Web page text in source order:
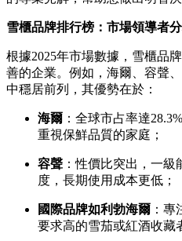
雪櫃品牌排行榜：市場領導者
根據2025年市場數據，雪櫃品
善的企業。例如，海爾、容聲
中穩居前列，其優勢在於：
海爾 ：全球市占率達
重視保鮮品質的家庭；
容聲 ：性價比突出，一
度，長期使用成本更低；
國際品牌如利勃海爾 ：
要求高的雪茄或紅酒收藏